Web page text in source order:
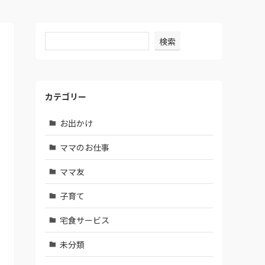
検索
カテゴリー
お出かけ
ママのお仕事
ママ友
子育て
宅食サービス
未分類